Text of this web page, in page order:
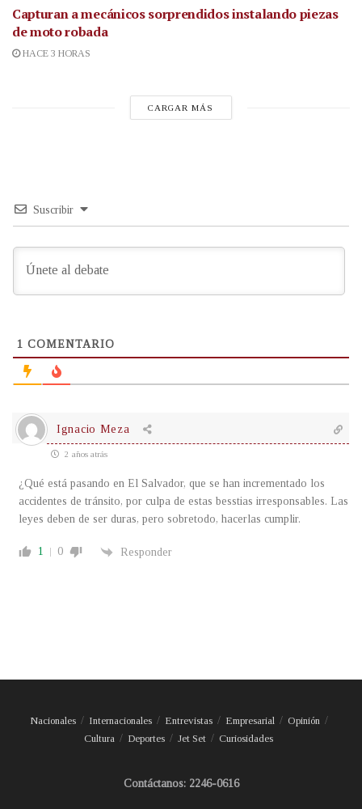
Capturan a mecánicos sorprendidos instalando piezas
de moto robada
HACE 3 HORAS
CARGAR MÁS
Suscribir
1 COMENTARIO
Ignacio Meza
2 años atrás
¿Qué está pasando en El Salvador, que se han incrementado los
accidentes de tránsito, por culpa de estas besstias irresponsables. Las
leyes deben de ser duras, pero sobretodo, hacerlas cumplir.
1 0 Responder
Nacionales Internacionales Entrevistas Empresarial
Opinión
Cultura
Deportes Jet Set Curiosidades
Contáctanos: 2246-0616